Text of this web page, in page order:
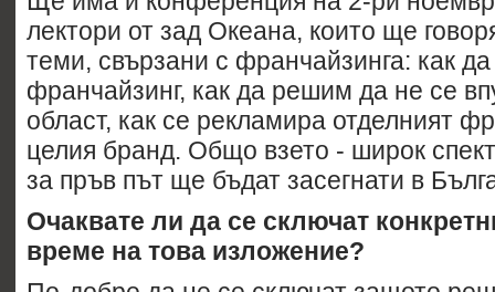
лектори от зад Океана, които ще
теми, свързани с франчайзинга: как
франчайзинг, как да решим да не се
област, как се рекламира отделният
целия бранд. Общо взето - широк
за пръв път ще бъдат засегнати в
Очаквате ли да се сключат
време на това изложение?